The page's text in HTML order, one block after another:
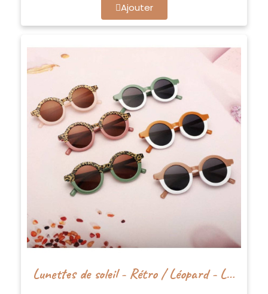
Ajouter
Lunettes de soleil - Rétro / Léopard - Little Tjin